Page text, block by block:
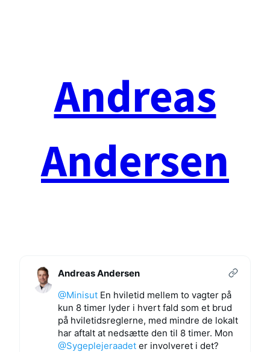
Andreas
Andersen
Andreas Andersen
@Minisut En hviletid mellem to vagter på
kun 8 timer lyder i hvert fald som et brud
på hviletidsreglerne, med mindre de lokalt
har aftalt at nedsætte den til 8 timer. Mon
@Sygeplejeraadet er involveret i det?